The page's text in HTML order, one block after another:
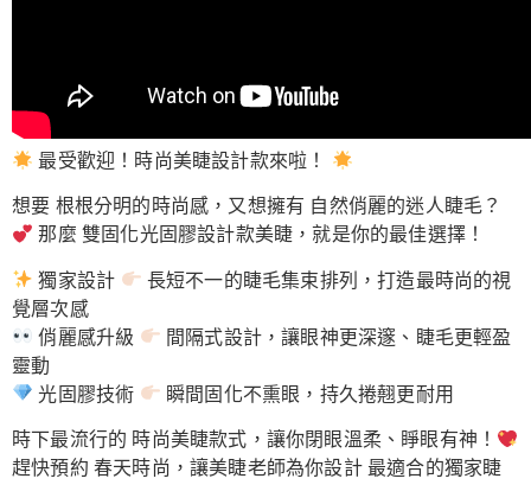
最受歡迎！時尚美睫設計款來啦！
想要 根根分明的時尚感，又想擁有 自然俏麗的迷人睫毛？
那麼 雙固化光固膠設計款美睫，就是你的最佳選擇！
獨家設計
長短不一的睫毛集束排列，打造最時尚的視
覺層次感
俏麗感升級
間隔式設計，讓眼神更深邃、睫毛更輕盈
靈動
光固膠技術
瞬間固化不熏眼，持久捲翹更耐用
時下最流行的 時尚美睫款式，讓你閉眼溫柔、睜眼有神！
趕快預約 春天時尚，讓美睫老師為你設計 最適合的獨家睫